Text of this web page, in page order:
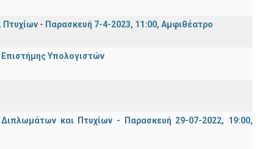
- Παρασκευή 7-4-2023, 11:00, Αμφιθέατρο
Υπολογιστών
και Πτυχίων - Παρασκευή 29-07-2022, 19:00,